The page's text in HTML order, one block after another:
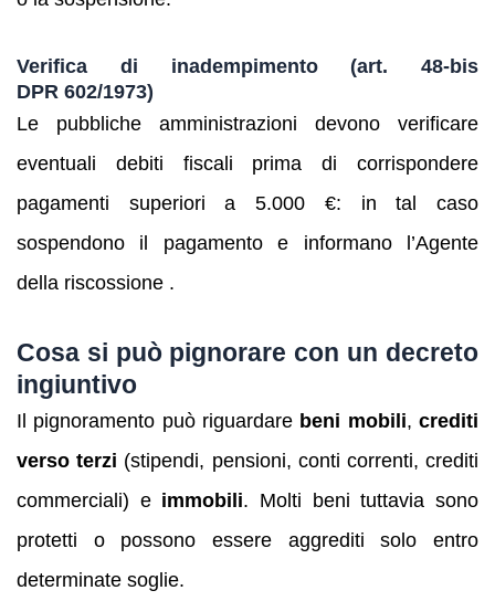
Verifica di inadempimento (art. 48‑bis
DPR 602/1973)
Le pubbliche amministrazioni devono verificare
eventuali debiti fiscali prima di corrispondere
pagamenti superiori a 5.000 €: in tal caso
sospendono il pagamento e informano l’Agente
della riscossione .
Cosa si può pignorare con un decreto
ingiuntivo
Il pignoramento può riguardare beni mobili,crediti
verso terzi (stipendi, pensioni, conti correnti, crediti
commerciali) e immobili. Molti beni tuttavia sono
protetti o possono essere aggrediti solo entro
determinate soglie.